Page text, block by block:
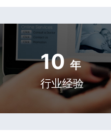
10 年
行业经验